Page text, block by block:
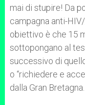
mai di stupire! Da
campagna anti-
obiettivo è che 15
sottopongano al
successivo di
o “richiedere e
dalla Gran